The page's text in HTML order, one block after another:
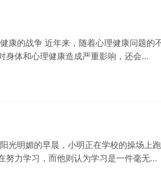
康的战争 近年来，随着心理健康问题
身体和心理健康造成严重影响，还会…
光明媚的早晨，小明正在学校的操场上
努力学习，而他则认为学习是一件毫无…